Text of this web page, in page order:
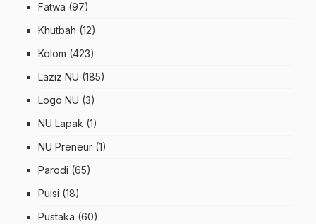
Fatwa (97)
Khutbah (12)
Kolom (423)
Laziz NU (185)
Logo NU (3)
NU Lapak (1)
NU Preneur (1)
Parodi (65)
Puisi (18)
Pustaka (60)